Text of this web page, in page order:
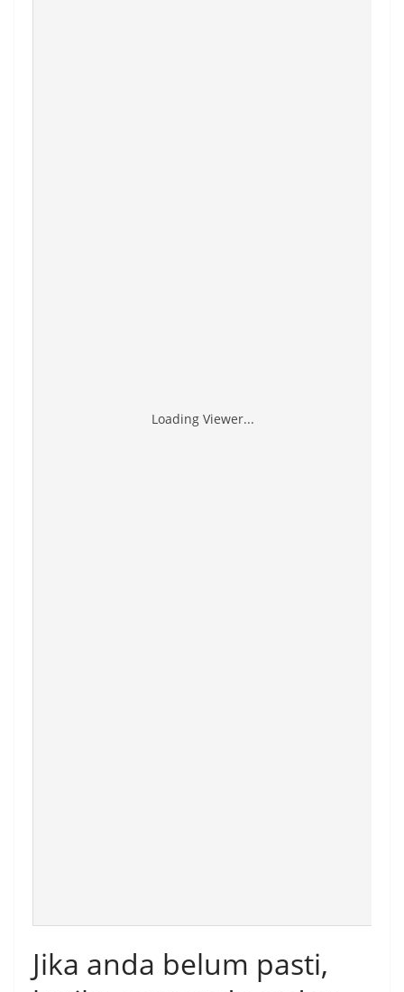
Loading Viewer...
Jika anda belum pasti,